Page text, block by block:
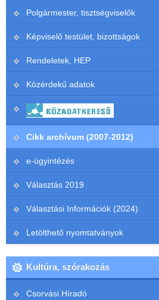
Polgármester, tisztségviselők
Képviselő testület, bizottságok
Rendeletek, HEP
Közérdekű adatok
Cikk archívum (2007-2012)
e-ügyintézés
Választás 2019
Választási Információk (2024)
Letölthető nyomtatványok
Kultúra, szórakozás
Csorvási Híradó